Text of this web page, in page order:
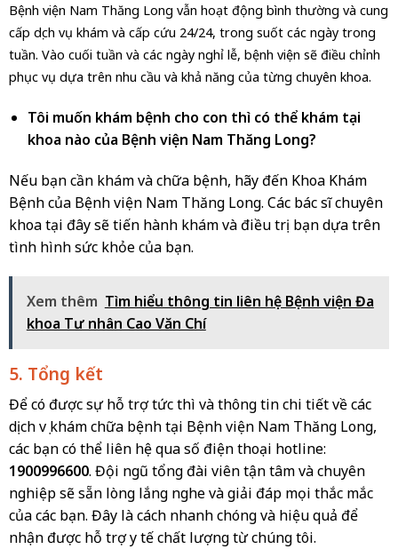
Bệnh viện Nam Thăng Long vẫn hoạt động bình thường và cung
cấp dịch vụ khám và cấp cứu 24/24, trong suốt các ngày trong
tuần. Vào cuối tuần và các ngày nghỉ lễ, bệnh viện sẽ điều chỉnh
phục vụ dựa trên nhu cầu và khả năng của từng chuyên khoa.
Tôi muốn khám bệnh cho con thì có thể khám tại
khoa nào của Bệnh viện Nam Thăng Long?
Nếu bạn cần khám và chữa bệnh, hãy đến Khoa Khám
Bệnh của Bệnh viện Nam Thăng Long. Các bác sĩ chuyên
khoa tại đây sẽ tiến hành khám và điều trị bạn dựa trên
tình hình sức khỏe của bạn.
Xem thêm Tìm hiểu thông tin liên hệ Bệnh viện Đa
khoa Tư nhân Cao Văn Chí
5. Tổng kết
Để có được sự hỗ trợ tức thì và thông tin chi tiết về các
dịch vụ khám chữa bệnh tại Bệnh viện Nam Thăng Long,
các bạn có thể liên hệ qua số điện thoại hotline:
1900996600. Đội ngũ tổng đài viên tận tâm và chuyên
nghiệp sẽ sẵn lòng lắng nghe và giải đáp mọi thắc mắc
của các bạn. Đây là cách nhanh chóng và hiệu quả để
nhận được hỗ trợ y tế chất lượng từ chúng tôi.